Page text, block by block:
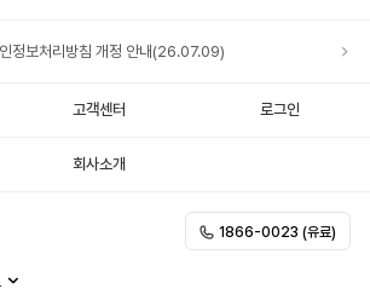
정보처리방침 개정 안내(26.07.09)
고객센터 로그인
회사소개
1866-0023 (유료)